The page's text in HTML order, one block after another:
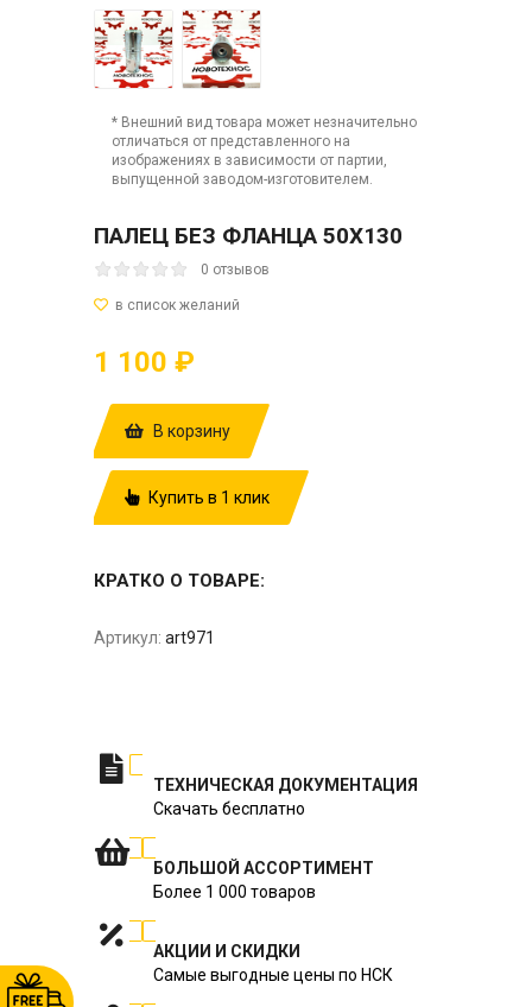
* Внешний вид товара может незначительно
отличаться от представленного на
изображениях в зависимости от партии,
выпущенной заводом-изготовителем.
ПАЛЕЦ БЕЗ ФЛАНЦА 50Х130
0 отзывов
1 100 ₽
В корзину
Купить в 1 клик
КРАТКО О ТОВАРЕ:
Артикул: art971
ТЕХНИЧЕСКАЯ ДОКУМЕНТАЦИЯ
Скачать бесплатно
БОЛЬШОЙ АССОРТИМЕНТ
Более 1 000 товаров
АКЦИИ И СКИДКИ
Самые выгодные цены по НСК